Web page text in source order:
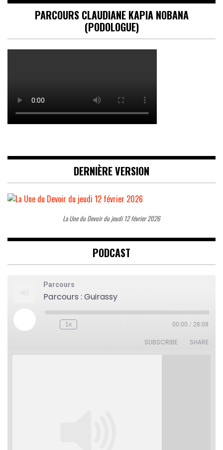
PARCOURS CLAUDIANE KAPIA NOBANA
(PODOLOGUE)
DERNIÈRE VERSION
La Une du Devoir du jeudi 12 février 2026
PODCAST
Parcours
Parcours : Guirassy
Play
Episode
Rewind
1x 00:00 / 28:08
SUBSCRIBE SHARE